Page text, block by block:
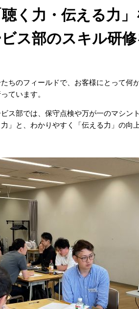
聴く力・伝える力
ス部のスキル研
ちのフィールドで、お客様にとって
ています。
ス部では、保守点検や万が一のマシン
」と、わかりやすく「伝える力」の向